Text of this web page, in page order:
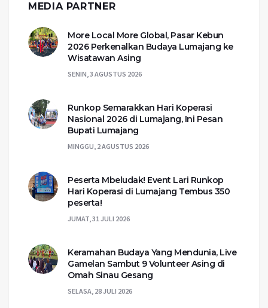
MEDIA PARTNER
More Local More Global, Pasar Kebun
2026 Perkenalkan Budaya Lumajang ke
Wisatawan Asing
SENIN, 3 AGUSTUS 2026
Runkop Semarakkan Hari Koperasi
Nasional 2026 di Lumajang, Ini Pesan
Bupati Lumajang
MINGGU, 2 AGUSTUS 2026
Peserta Mbeludak! Event Lari Runkop
Hari Koperasi di Lumajang Tembus 350
peserta!
JUMAT, 31 JULI 2026
Keramahan Budaya Yang Mendunia, Live
Gamelan Sambut 9 Volunteer Asing di
Omah Sinau Gesang
SELASA, 28 JULI 2026